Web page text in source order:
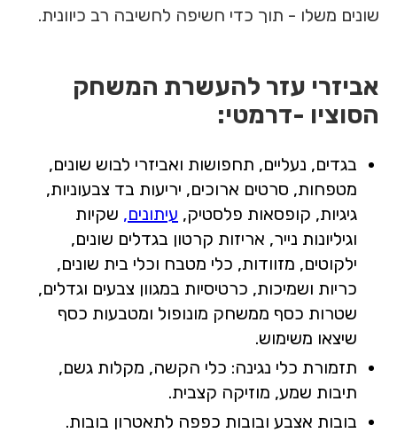
שונים משלו - תוך כדי חשיפה לחשיבה רב כיוונית.
אביזרי עזר להעשרת המשחק
הסוציו -דרמטי:
בגדים, נעליים, תחפושות ואביזרי לבוש שונים,
מטפחות, סרטים ארוכים, יריעות בד צבעוניות,
גיגיות, קופסאות פלסטיק, עיתונים, שקיות
וגיליונות נייר, אריזות קרטון בגדלים שונים,
ילקוטים, מזוודות, כלי מטבח וכלי בית שונים,
כריות ושמיכות, כרטיסיות במגוון צבעים וגדלים,
שטרות כסף ממשחק מונופול ומטבעות כסף
שיצאו משימוש.
תזמורת כלי נגינה: כלי הקשה, מקלות גשם,
תיבות שמע, מוזיקה קצבית.
בובות אצבע ובובות כפפה לתאטרון בובות.